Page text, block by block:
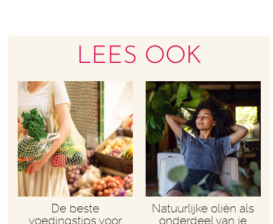
LEES OOK
De beste
voedingstips voor
Natuurlijke oliën als
onderdeel van je